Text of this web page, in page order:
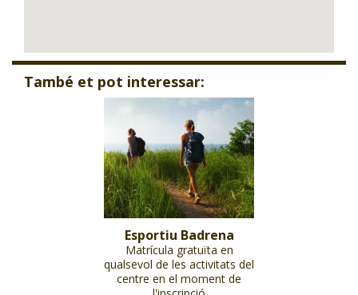
També et pot interessar:
Esportiu Badrena
Matrícula gratuïta en
qualsevol de les activitats del
centre en el moment de